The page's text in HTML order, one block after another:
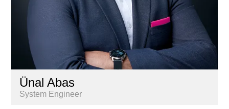
Ünal Abas
System Engineer